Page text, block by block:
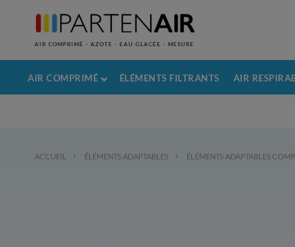
AIR COMPRIMÉ - AZOTE - EAU GLACÉE - MESURE
AIR COMPRIMÉ ÉLÉMENTS FILTRANTS AIR
ACCUEIL ÉLÉMENTS ADAPTABLES ÉLÉMENTS ADAPTABLES